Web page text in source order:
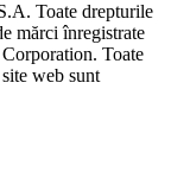
Toate drepturile
mărci înregistrate
Toate
web sunt